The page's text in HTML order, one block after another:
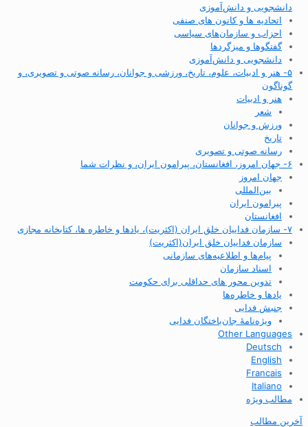
دانشجویی و دانش‌آموزی
اتحادیه ها و کانون های صنفی
احزاب و سازمان‌های سیاسی
گفتگوها و میزگردها
دانشجویی و دانش‌آموزی
۵- هنر و ادبیات، علوم، تاریخ، ورزشی و جوانان، رسانه صوتی و تصویری، و
گوناگون
هنر و ادبیات
شعر
ورزش و جوانان
تاریخ
رسانه صوتی و تصویری
۶- جهان امروز، افغانستان، پیرامون ایران، و نظرات شما
جهان امروز
بین‌المللی
پیرامون ایران
افغانستان
۷- سازمان فداییان خلق ایران (اکثریت)، یادها و خاطره ها، کتابخانه مجازی
سازمان فداییان خلق ایران(اکثریت)
پیام‌ها و اطلاعیه‌های سازمانی
اسناد سازمان
تدوین محور های حداقلی برای حکومت
یادها و خاطره‌ها
جنبش فدایی
ویژه‌نامهٔ جان‌باختگان فدایی
Other Languages
Deutsch
English
Francais
Italiano
مطالب ویژه
آخرین مطالب